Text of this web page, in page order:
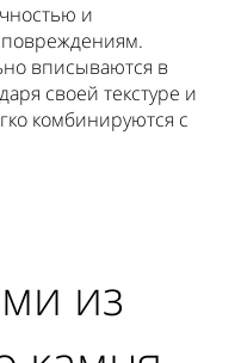
и
вписываются в
своей текстуре и
комбинируются с
из